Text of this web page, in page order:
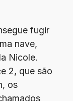
fugir
nave,
Nicole.
2, que são
os